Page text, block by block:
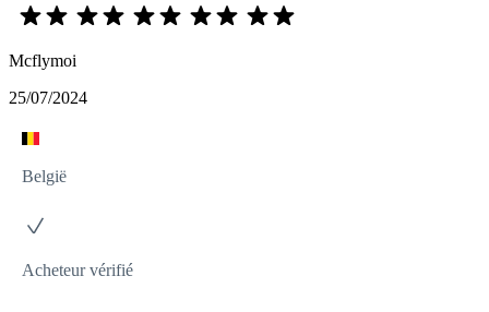
Mcflymoi
25/07/2024
België
Acheteur vérifié